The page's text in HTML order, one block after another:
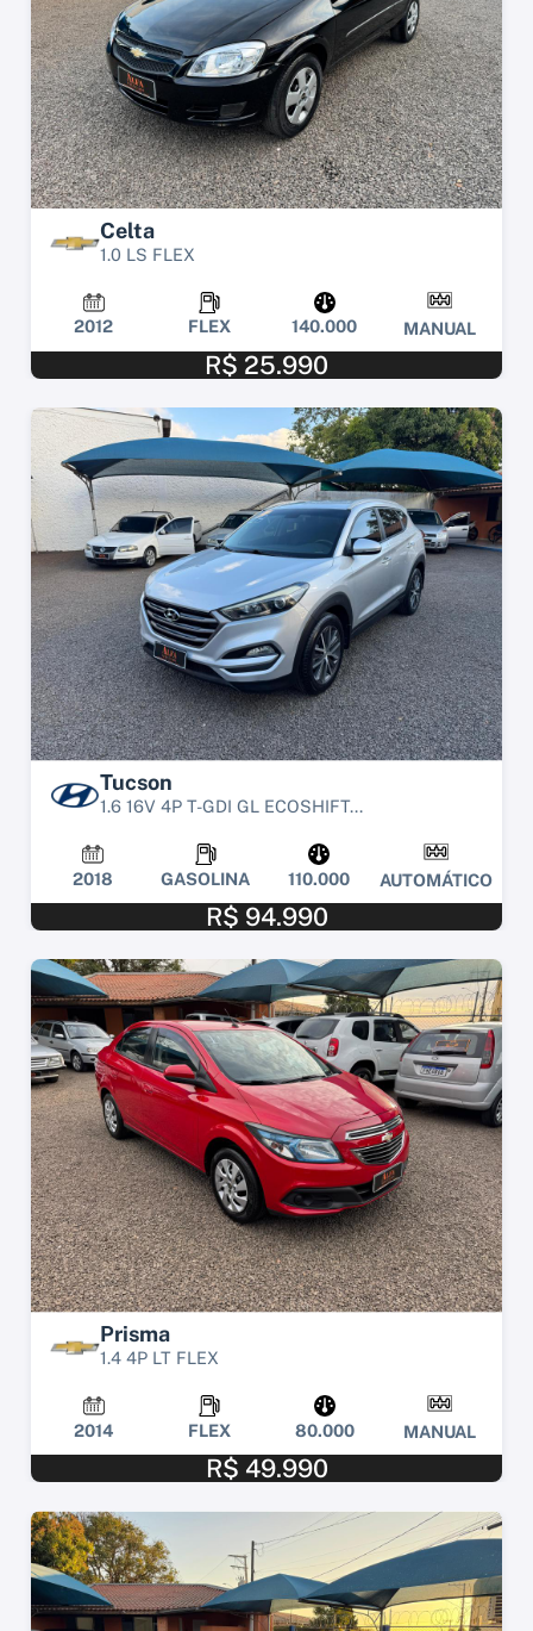
Celta
1.0 LS FLEX
2012 FLEX 140.000 MANUAL
R$ 25.990
Tucson
1.6 16V 4P T-GDI GL ECOSHIFT...
2018 GASOLINA 110.000 AUTOMÁTICO
R$ 94.990
Prisma
1.4 4P LT FLEX
2014 FLEX 80.000 MANUAL
R$ 49.990